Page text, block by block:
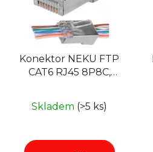
Konektor NEKU FTP
CAT6 RJ45 8P8C,
Skladem (>5 ks)